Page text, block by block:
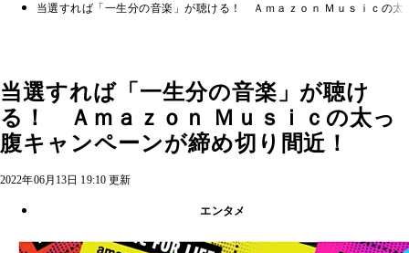
当選すれば「一生分の音楽」が聴ける！ Ａｍａｚｏｎ Ｍｕｓｉｃの太
当選すれば「一生分の音楽」が聴け
る！ Ａｍａｚｏｎ Ｍｕｓｉｃの太っ
腹キャンペーンが締め切り間近！
2022年06月13日 19:10 更新
エンタメ